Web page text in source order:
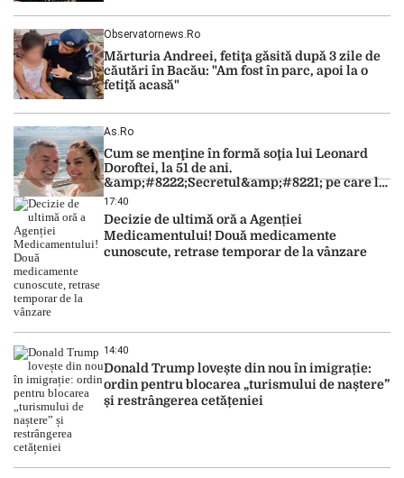
Observatornews.ro
Mărturia Andreei, fetiţa găsită după 3 zile de
căutări în Bacău: "Am fost în parc, apoi la o
fetiţă acasă"
As.ro
Cum se menţine în formă soţia lui Leonard
Doroftei, la 51 de ani.
&amp;#8222;Secretul&amp;#8221; pe care l-a
dezvăluit
17:40
Decizie de ultimă oră a Agenției
Medicamentului! Două medicamente
cunoscute, retrase temporar de la vânzare
14:40
Donald Trump lovește din nou în imigrație:
ordin pentru blocarea „turismului de naștere”
și restrângerea cetățeniei